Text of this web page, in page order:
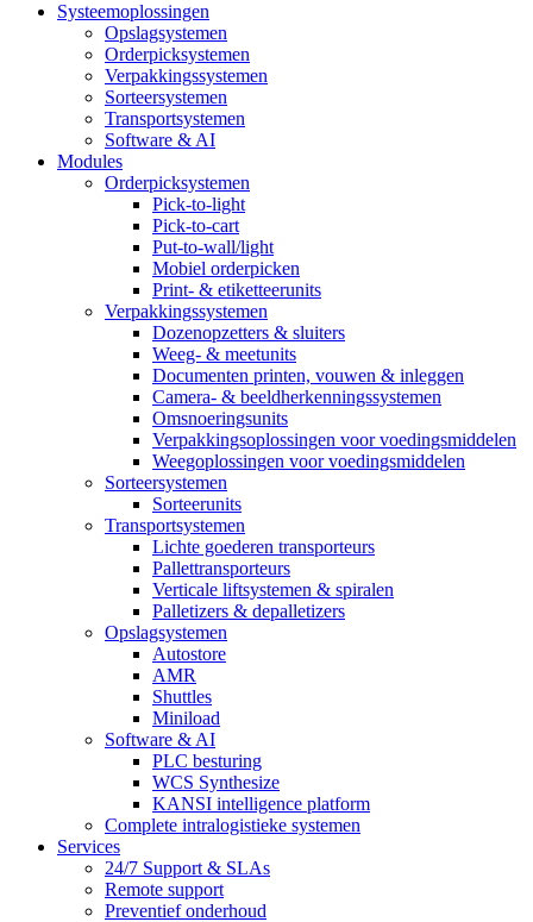
Systeemoplossingen
Opslagsystemen
Orderpicksystemen
Verpakkingssystemen
Sorteersystemen
Transportsystemen
Software & AI
Modules
Orderpicksystemen
Pick-to-light
Pick-to-cart
Put-to-wall/light
Mobiel orderpicken
Print- & etiketteerunits
Verpakkingssystemen
Dozenopzetters & sluiters
Weeg- & meetunits
Documenten printen, vouwen & inleggen
Camera- & beeldherkenningssystemen
Omsnoeringsunits
Verpakkingsoplossingen voor voedingsmiddelen
Weegoplossingen voor voedingsmiddelen
Sorteersystemen
Sorteerunits
Transportsystemen
Lichte goederen transporteurs
Pallettransporteurs
Verticale liftsystemen & spiralen
Palletizers & depalletizers
Opslagsystemen
Autostore
AMR
Shuttles
Miniload
Software & AI
PLC besturing
WCS Synthesize
KANSI intelligence platform
Complete intralogistieke systemen
Services
24/7 Support & SLAs
Remote support
Preventief onderhoud